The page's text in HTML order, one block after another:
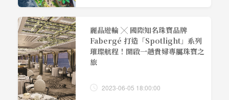
麗晶遊輪 ╳ 國際知名珠寶品牌
Fabergé 打造「Spotlight」系列
璀璨航程！開啟一趟貴婦專屬珠寶之
旅
2023-06-05 18:00:00